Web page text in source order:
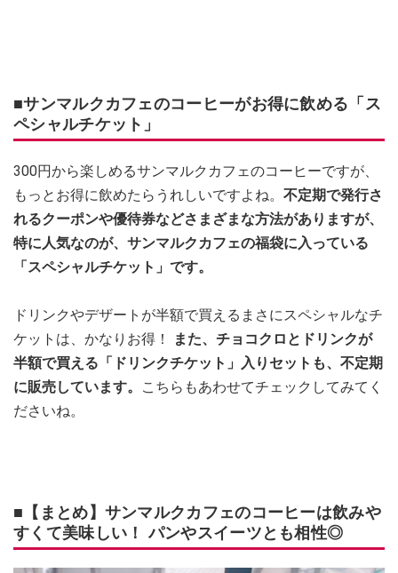
■サンマルクカフェのコーヒーがお得に飲める「ス
ペシャルチケット」
300円から楽しめるサンマルクカフェのコーヒーですが、
もっとお得に飲めたらうれしいですよね。 不定期で発行さ
れるクーポンや優待券などさまざまな方法がありますが、
特に人気なのが、サンマルクカフェの福袋に入っている
「スペシャルチケット」です。
ドリンクやデザートが半額で買えるまさにスペシャルなチ
ケットは、かなりお得！
また、チョコクロとドリンクが
半額で買える「ドリンクチケット」入りセットも、不定期
に販売しています。
こちらもあわせてチェックしてみてく
ださいね。
■【まとめ】サンマルクカフェのコーヒーは飲みや
すくて美味しい！ パンやスイーツとも相性◎